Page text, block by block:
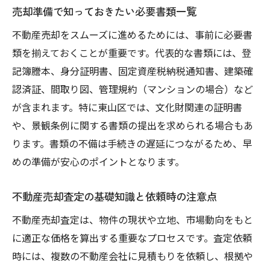
専門家と連携したスムーズな売却手順
専門家活用で安心の売却を実現する方法
不動産売却で頼れる専門家の選び方ポイン
ト
司法書士や税理士の役割と依頼タイミング
東山区で必要な専門知識と相談の進め方
売却活動を円滑にする専門家のサポート例
専門家活用でトラブル回避を実現するコツ
信頼できるパートナー選びの基準とは
売却活動中に意識したいポイントまとめ
不動産売却活動を成功へ導く行動の流れ
買主に好印象を与える内覧対応の準備
売却活動中の情報整理と記録の重要性
売却準備で知っておきたい必要書類一覧
不動産売却をスムーズに進めるためには、事前に必要書
類を揃えておくことが重要です。代表的な書類には、登
記簿謄本、身分証明書、固定資産税納税通知書、建築確
認済証、間取り図、管理規約（マンションの場合）など
が含まれます。特に東山区では、文化財関連の証明書
や、景観条例に関する書類の提出を求められる場合もあ
ります。書類の不備は手続きの遅延につながるため、早
めの準備が安心のポイントとなります。
不動産売却査定の基礎知識と依頼時の注意点
不動産売却査定は、物件の現状や立地、市場動向をもと
に適正な価格を算出する重要なプロセスです。査定依頼
時には、複数の不動産会社に見積もりを依頼し、根拠や